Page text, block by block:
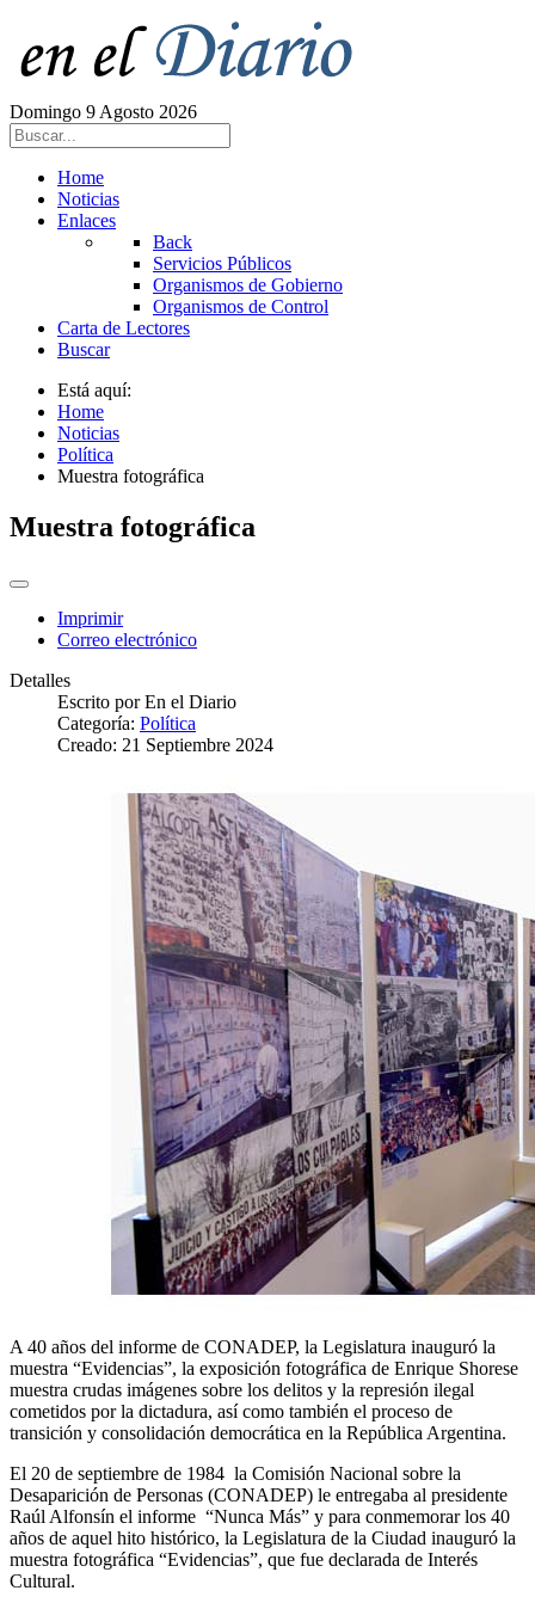
Domingo 9 Agosto 2026
Home
Noticias
Enlaces
Back
Servicios Públicos
Organismos de Gobierno
Organismos de Control
Carta de Lectores
Buscar
Está aquí:
Home
Noticias
Política
Muestra fotográfica
Muestra fotográfica
Imprimir
Correo electrónico
Detalles
Escrito porEn el Diario
Categoría: Política
Creado: 21 Septiembre 2024
A 40 años del informe de CONADEP, la Legislatura inauguró la
muestra “Evidencias”, la exposición fotográfica de Enrique Shorese
muestra crudas imágenes sobre los delitos y la represión ilegal
cometidos por la dictadura, así como también el proceso de
transición y consolidación democrática en la República Argentina.
El 20 de septiembre de 1984 la Comisión Nacional sobre la
Desaparición de Personas (CONADEP) le entregaba al presidente
Raúl Alfonsín el informe “Nunca Más” y para conmemorar los 40
años de aquel hito histórico, la Legislatura de la Ciudad inauguró la
muestra fotográfica “Evidencias”, que fue declarada de Interés
Cultural.